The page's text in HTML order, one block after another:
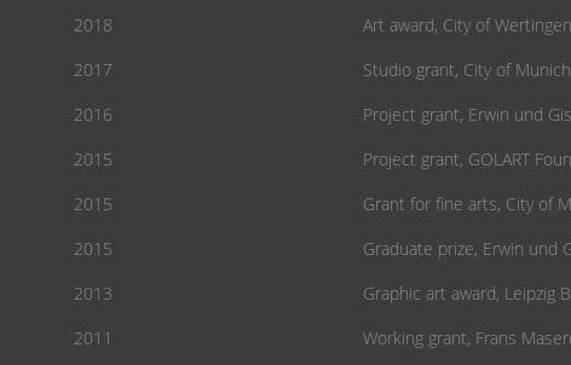
2018
Art award, City of Wertingen
2017
Studio grant, City of Munich
2016
Project grant, Erwin und
2015
Project grant, GOLART
2015
Grant for fine arts, City of
2015
Graduate prize, Erwin und
2013
Graphic art award, Leipzig
2011
Working grant, Frans